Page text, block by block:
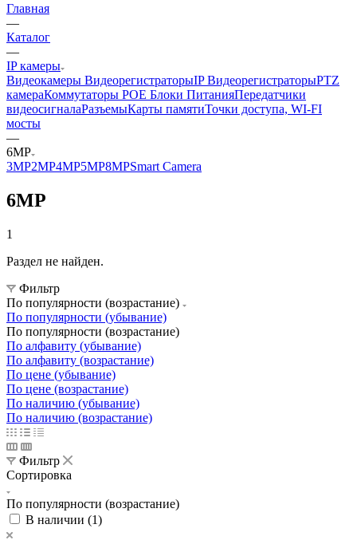
Главная
—
Каталог
—
IP камеры
Видеокамеры ВидеорегистраторыIP ВидеорегистраторыPTZ
камераКоммутаторы POE Блоки ПитанияПередатчики
видеосигналаРазъемыКарты памятиТочки доступа, WI-FI
мосты
—
6MP
3MP2MP4MP5MP8MPSmart Camera
6MP
1
Раздел не найден.
Фильтр
По популярности (возрастание)
По популярности (убывание)
По популярности (возрастание)
По алфавиту (убывание)
По алфавиту (возрастание)
По цене (убывание)
По цене (возрастание)
По наличию (убывание)
По наличию (возрастание)
Фильтр
Сортировка
По популярности (возрастание)
В наличии (1)